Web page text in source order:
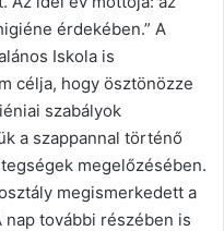
érdekében.” A
Iskola is
célja, hogy ösztönözze
szabályok
a szappannal történő
megelőzésében.
megismerkedett a
nap további részében is